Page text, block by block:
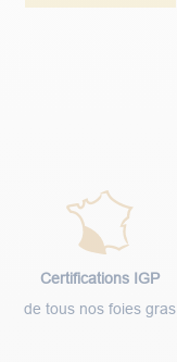
Certifications IGP
de tous nos foies gras